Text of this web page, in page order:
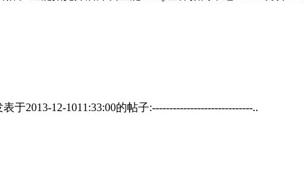
2013-12-1011:33:00的帖子:-----------------------------..